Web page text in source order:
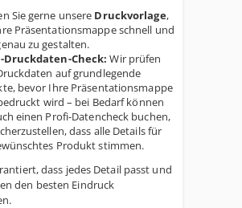
Sie gerne unsere Druckvorlage,
Präsentationsmappe schnell und
zu gestalten.
Druckdaten-Check: Wir prüfen
auf grundlegende
bevor Ihre Präsentationsmappe
wird – bei Bedarf können
einen Profi-Datencheck buchen,
dass alle Details für
Produkt stimmen.
dass jedes Detail passt und
den besten Eindruck